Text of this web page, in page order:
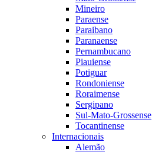
Mineiro
Paraense
Paraibano
Paranaense
Pernambucano
Piauiense
Potiguar
Rondoniense
Roraimense
Sergipano
Sul-Mato-Grossense
Tocantinense
Internacionais
Alemão